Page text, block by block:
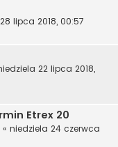
lipca 2018, 00:57
22 lipca 2018,
Etrex 20
« niedziela 24 czerwca